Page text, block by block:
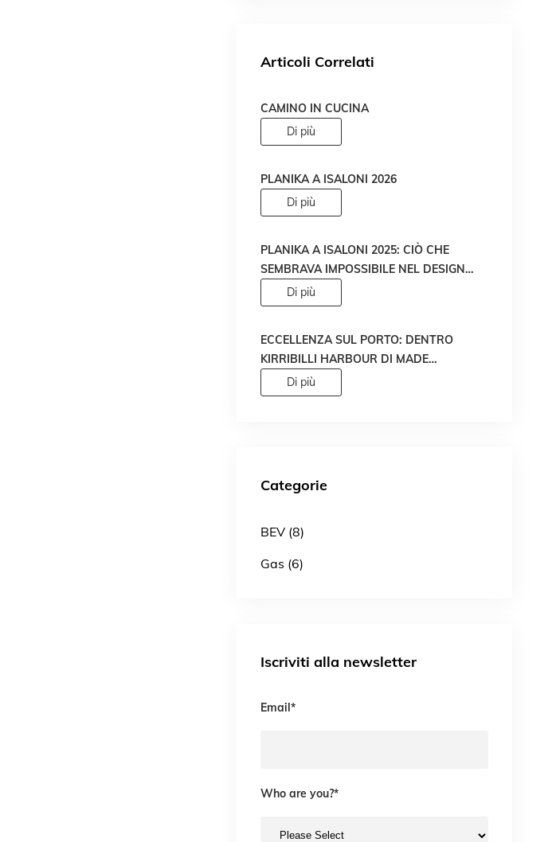
Articoli Correlati
CAMINO IN CUCINA
Di più
PLANIKA A ISALONI 2026
Di più
PLANIKA A ISALONI 2025: CIÒ CHE
SEMBRAVA IMPOSSIBILE NEL DESIGN
DEL FUOCO È DIVENTATO REALTÀ!
Di più
ECCELLENZA SUL PORTO: DENTRO
KIRRIBILLI HARBOUR DI MADE
PROPERTY
Di più
Categorie
BEV (8)
Gas (6)
Iscriviti alla newsletter
Email*
Who are you?*